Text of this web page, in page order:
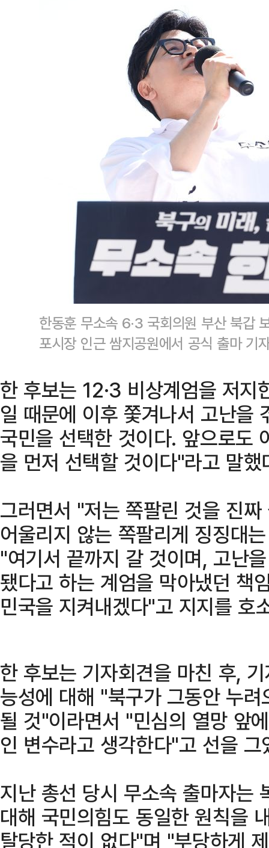
한동훈 무소속 6·3 국회의원 부산 북갑
포시장 인근 쌈지공원에서 공식 출마
한 후보는 12·3 비상계엄을 저
일 때문에 이후 쫓겨나서 고난을
국민을 선택한 것이다. 앞으로도
을 먼저 선택할 것이다"라고 말했
그러면서 "저는 쪽팔린 것을 진
어울리지 않는 쪽팔리게 징징대
"여기서 끝까지 갈 것이며, 고난
됐다고 하는 계엄을 막아냈던 책
민국을 지켜내겠다"고 지지를 호
한 후보는 기자회견을 마친 후,
능성에 대해 "북구가 그동안 누
될 것"이라면서 "민심의 열망 앞
인 변수라고 생각한다"고 선을 그
지난 총선 당시 무소속 출마자는
대해 국민의힘도 동일한 원칙을
탈당한 적이 없다"며 "부당하게